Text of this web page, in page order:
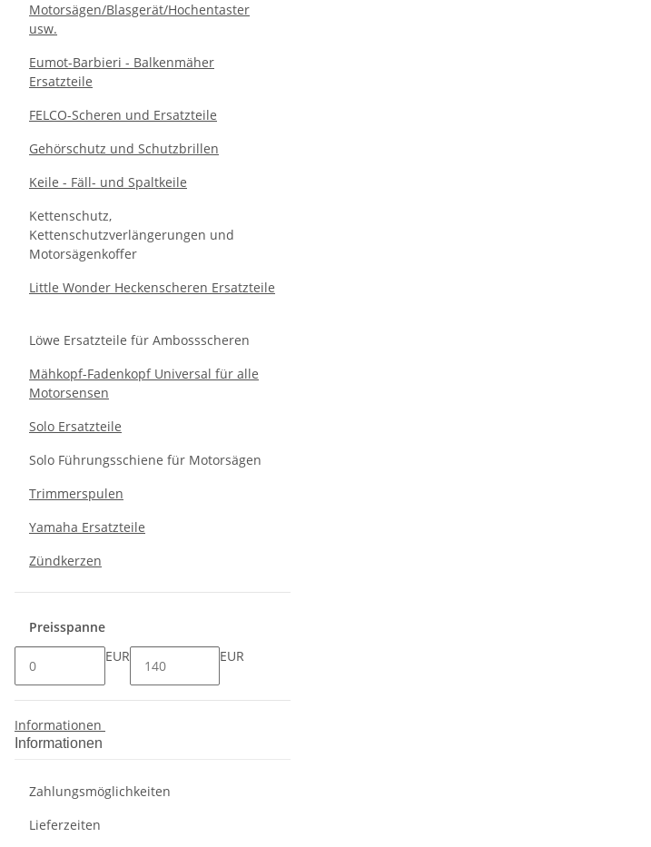
Motorsägen/Blasgerät/Hochentaster
usw.
Eumot-Barbieri - Balkenmäher
Ersatzteile
FELCO-Scheren und Ersatzteile
Gehörschutz und Schutzbrillen
Keile - Fäll- und Spaltkeile
Kettenschutz,
Kettenschutzverlängerungen und
Motorsägenkoffer
Little Wonder Heckenscheren Ersatzteile
Löwe Ersatzteile für Ambossscheren
Mähkopf-Fadenkopf Universal für alle
Motorsensen
Solo Ersatzteile
Solo Führungsschiene für Motorsägen
Trimmerspulen
Yamaha Ersatzteile
Zündkerzen
Preisspanne
EUR
EUR
Informationen
Informationen
Zahlungsmöglichkeiten
Lieferzeiten